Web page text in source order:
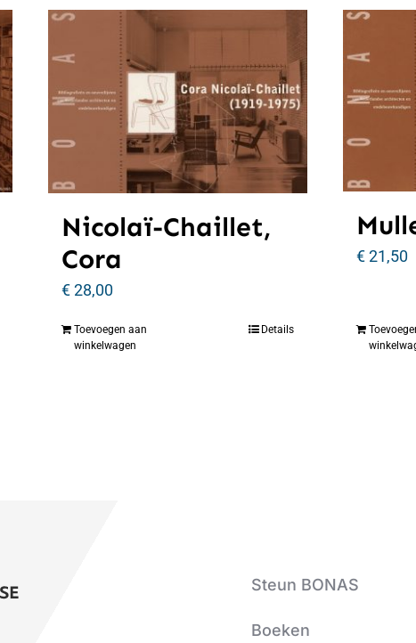
Nicolaï-Chaillet,
Cora
€28,00
Toevoegen aan
winkelwagen
Details
€21,50
Steun BONAS
Boeken